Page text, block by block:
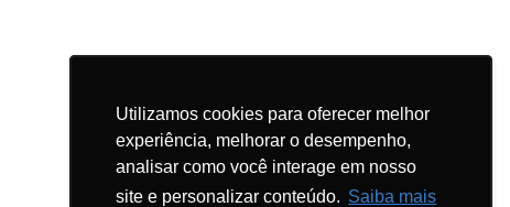
Utilizamos cookies para oferecer melhor
experiência, melhorar o desempenho,
analisar como você interage em nosso
site e personalizar conteúdo. Saiba mais
Utilizamos cookies para oferecer melhor
experiência, melhorar o desempenho,
analisar como você interage em nosso
site e personalizar conteúdo. Saiba mais